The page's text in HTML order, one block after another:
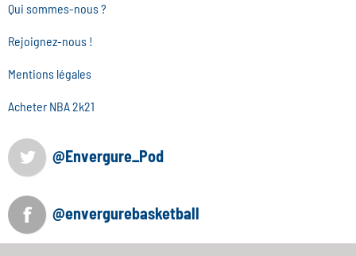
Qui sommes-nous ?
Rejoignez-nous !
Mentions légales
Acheter NBA 2k21
@Envergure_Pod
@envergurebasketball